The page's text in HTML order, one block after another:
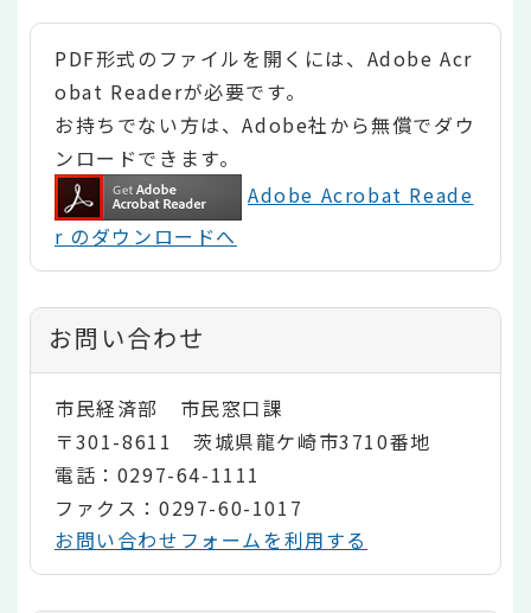
PDF形式のファイルを開くには、Adobe Acr
obat Readerが必要です。
お持ちでない方は、Adobe社から無償でダウ
ンロードできます。
Adobe Acrobat Reade
r のダウンロードへ
お問い合わせ
市民経済部 市民窓口課
〒301-8611 茨城県龍ケ崎市3710番地
電話：0297-64-1111
ファクス：0297-60-1017
お問い合わせフォームを利用する